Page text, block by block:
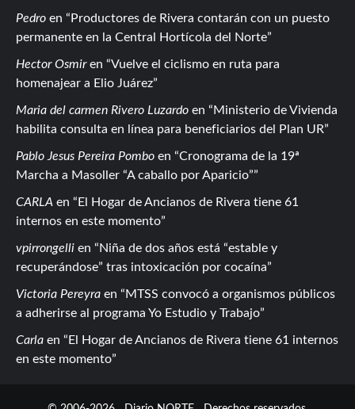
Pedro en
Productores de Rivera contarán con un puesto
permanente en la Central Hortícola del Norte
Hector Osmiren
Vuelve el ciclismo en ruta para
homenajear a Elio Juárez
Maria del carmen Rivero Luzardo en
Ministerio de Vivienda
habilita consulta en línea para beneficiarios del Plan UR
Pablo Jesus Pereira Pombo en
Cronograma de la 19ª
Marcha a Masoller “A caballo por Aparicio”
CARLA en
El Hogar de Ancianos de Rivera tiene 61
internos en este momento
vpirrongelli en
Niña de dos años está “estable y
recuperándose” tras intoxicación por cocaína
Victoria Pereyra en
MTSS convocó a organismos públicos
a adherirse al programa Yo Estudio y Trabajo
Carla en
El Hogar de Ancianos de Rivera tiene 61 internos
en este momento